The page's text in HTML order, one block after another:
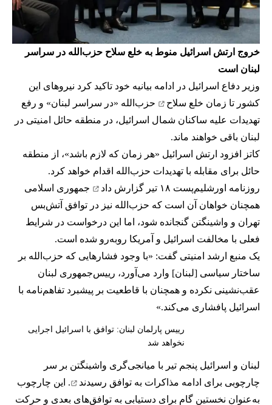
خروج ارتش اسرائیل منوط به خلع سلاح حزب‌الله در سراسر
لبنان است
وزیر دفاع اسرائیل در ادامه بیانیه خود تاکید کرد نیروهای این
کشور تا زمان خلع سلاح
حزب‌الله «در سراسر لبنان» و رفع
تهدیدات علیه ساکنان شمال اسرائیل، در منطقه حائل امنیتی در
لبنان باقی خواهند ماند.
کاتز افزود ارتش اسرائیل «هر زمان که لازم باشد»، از منطقه
حائل برای مقابله با تهدیدات حزب‌الله اقدام خواهد کرد.
روزنامه اورشلیم‌پست ۱۸ تیر
گزارش داد
جمهوری اسلامی
همچنان خواهان آن است که حزب‌الله نیز در توافق آتش‌بس
تهران و واشینگتن گنجانده شود، اما این درخواست در شرایط
فعلی با مخالفت اسرائیل و آمریکا روبه‌رو شده است.
یک منبع ارشد امنیتی گفت: «با وجود فشارهایی که حزب‌الله بر
ساختار سیاسی [لبنان] وارد می‌آورد، رییس‌جمهوری لبنان
عقب‌نشینی نکرده و همچنان با قاطعیت بر پیشبرد تفاهم‌نامه با
اسرائیل پافشاری می‌کند.»
رییس پارلمان لبنان: توافق با اسرائیل اجرایی
نخواهد شد
لبنان و اسرائیل پنجم تیر با میانجی‌گری واشینگتن بر سر
چارچوبی برای ادامه مذاکرات به توافق رسیدند
. این چارچوب
به‌عنوان نخستین گام برای دستیابی به توافق‌های بعدی و حرکت